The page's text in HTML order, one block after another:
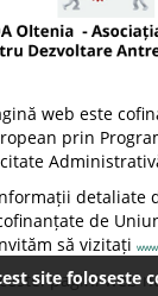
web este
prin
detaliate
de
să vizitați
pagini web
site foloseste